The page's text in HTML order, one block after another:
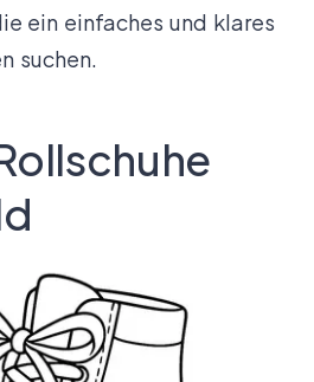
ein einfaches und klares
suchen.